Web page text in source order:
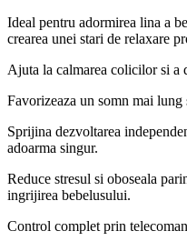
Ideal pentru adormirea lina a
crearea unei stari de relaxare
Ajuta la calmarea colicilor si a
Favorizeaza un somn mai
Sprijina dezvoltarea
adoarma singur.
Reduce stresul si oboseala
ingrijirea bebelusului.
Control complet prin